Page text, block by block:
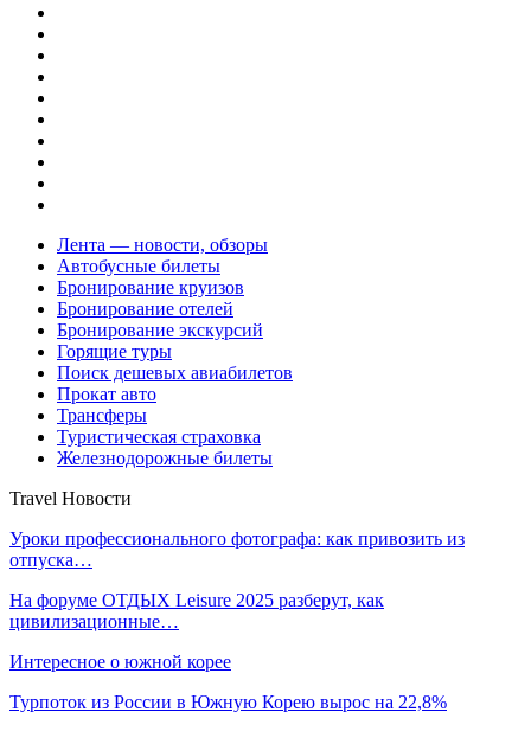
Лента — новости, обзоры
Автобусные билеты
Бронирование круизов
Бронирование отелей
Бронирование экскурсий
Горящие туры
Поиск дешевых авиабилетов
Прокат авто
Трансферы
Туристическая страховка
Железнодорожные билеты
Travel Новости
Уроки профессионального фотографа: как привозить из
отпуска…
На форуме ОТДЫХ Leisure 2025 разберут, как
цивилизационные…
Интересное о южной корее
Турпоток из России в Южную Корею вырос на 22,8%